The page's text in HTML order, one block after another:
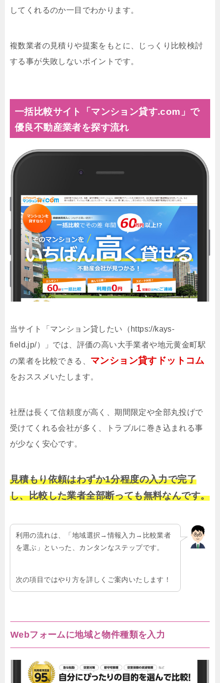
してくれるのか一目でわかります。
複数業者の見積りや提案をもとに、じっくり比較検討
する事が失敗しないポイントです。
一括比較サイト「マンション貸す.com」で
優良不動産業者を探す流れ
当サイト「マンション貸したい（https://kays-
field.jp/）」では、評価の高い大手業者や地元黄金町駅
の業者を比較できる、 マンション貸すドットコム
をおススメいたします。
社歴は長くて信頼度が高く、期間限定や全部丸投げで
受けてくれる会社が多く、トラブルに巻き込まれる事
が少なく安心です。
見積もり依頼はわずか1分程度の入力で完了
し、比較した業者全部断っても無料なんです。
利用の流れは、「地域選択→情報入力→比較業者
を選ぶ」といった、カンタンなステップです。
次の項目ではやり方を詳しくご案内いたします！
Webフォームに地域と物件種類を入力